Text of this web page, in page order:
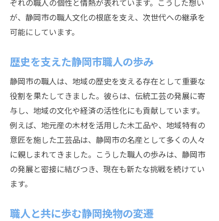
ぞれの職人の個性と情熱が表れています。こうした想い
が、静岡市の職人文化の根底を支え、次世代への継承を
可能にしています。
歴史を支えた静岡市職人の歩み
静岡市の職人は、地域の歴史を支える存在として重要な
役割を果たしてきました。彼らは、伝統工芸の発展に寄
与し、地域の文化や経済の活性化にも貢献しています。
例えば、地元産の木材を活用した木工品や、地域特有の
意匠を施した工芸品は、静岡市の名産として多くの人々
に親しまれてきました。こうした職人の歩みは、静岡市
の発展と密接に結びつき、現在も新たな挑戦を続けてい
ます。
職人と共に歩む静岡挽物の変遷